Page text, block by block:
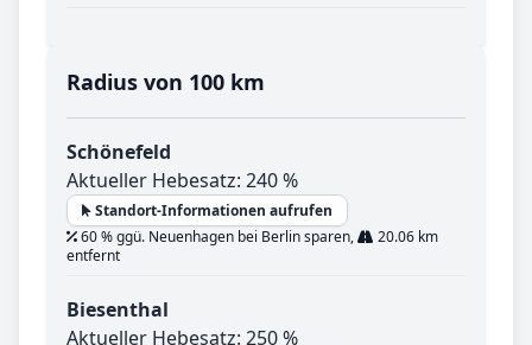
Radius von 100 km
Schönefeld
Aktueller Hebesatz: 240 %
Standort-Informationen aufrufen
60 % ggü. Neuenhagen bei Berlin sparen,
20.06 km
entfernt
Biesenthal
Aktueller Hebesatz: 250 %